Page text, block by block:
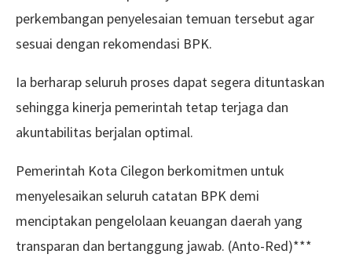
perkembangan penyelesaian temuan tersebut agar
sesuai dengan rekomendasi BPK.
Ia berharap seluruh proses dapat segera dituntaskan
sehingga kinerja pemerintah tetap terjaga dan
akuntabilitas berjalan optimal.
Pemerintah Kota Cilegon berkomitmen untuk
menyelesaikan seluruh catatan BPK demi
menciptakan pengelolaan keuangan daerah yang
transparan dan bertanggung jawab. (Anto-Red)***